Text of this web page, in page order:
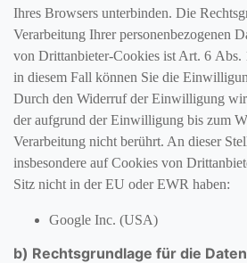
Ihres Browsers unterbinden. Die
Verarbeitung Ihrer personenbezogenen
von Drittanbieter-Cookies ist Art. 6
in diesem Fall können Sie die
Durch den Widerruf der Einwilligung
der aufgrund der Einwilligung bis zum
Verarbeitung nicht berührt. An dieser
insbesondere auf Cookies von
Sitz nicht in der EU oder EWR haben:
Google Inc. (USA)
b) Rechtsgrundlage für die